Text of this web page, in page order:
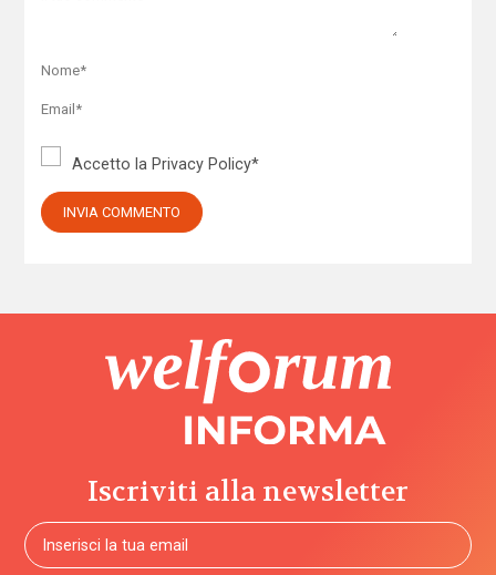
Accetto la Privacy Policy*
Iscriviti alla newsletter